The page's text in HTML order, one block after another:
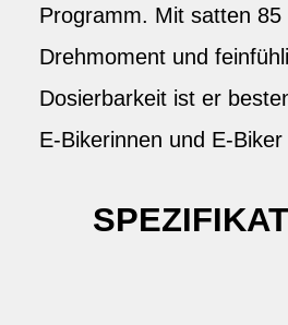
Programm. Mit satten 85
Drehmoment und
Dosierbarkeit ist er
E-Bikerinnen und E-Biker